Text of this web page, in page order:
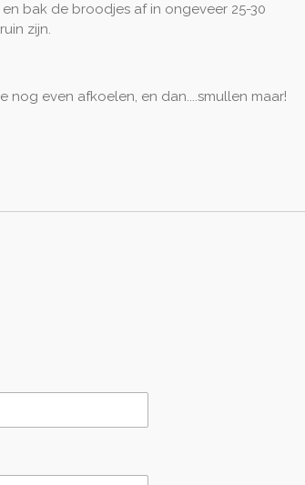
bak de broodjes af in ongeveer 25-30
zijn.
nog even afkoelen, en dan....smullen maar!